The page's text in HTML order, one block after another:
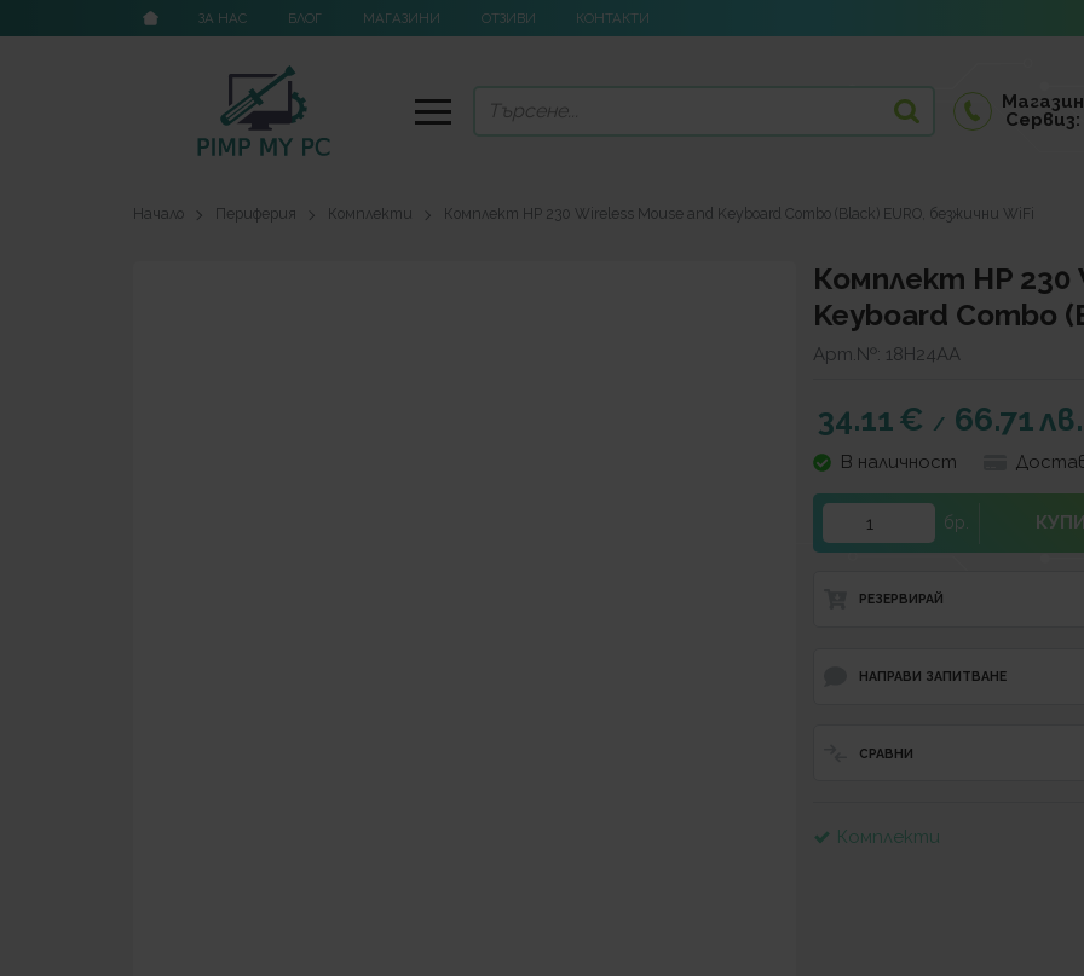
ЗА НАС БЛОГ МАГАЗИНИ ОТЗИВИ КОНТАКТИ
Начало Периферия Комплекти Комплект HP 230 Wireless Mouse and Keyboard Combo (Black) EURO, безжични WiFi
Комплект HP 230
Keyboard Combo
Арт.№: 18H24AA
34.11€ / 66.71лв.
В наличност
бр. КУПИ
РЕЗЕРВИРАЙ
НАПРАВИ ЗАПИТВАНЕ
СРАВНИ
Комплекти